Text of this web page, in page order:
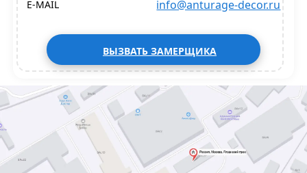
E-MAIL info@anturage-decor.ru
ВЫЗВАТЬ ЗАМЕРЩИКА